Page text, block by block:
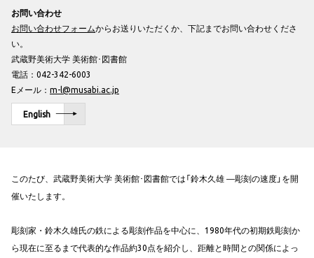
お問い合わせ
お問い合わせフォームからお送りいただくか、下記までお問い合わせくださ
い。
武蔵野美術大学 美術館･図書館
電話：042-342-6003
Eメール： m-l@musabi.ac.jp
English
このたび、武蔵野美術大学 美術館･図書館では「鈴木久雄 ―彫刻の速度」を開
催いたします。
彫刻家・鈴木久雄氏の鉄による彫刻作品を中心に、1980年代の初期鉄彫刻か
ら現在に至るまで代表的な作品約30点を紹介し、距離と時間との関係によっ